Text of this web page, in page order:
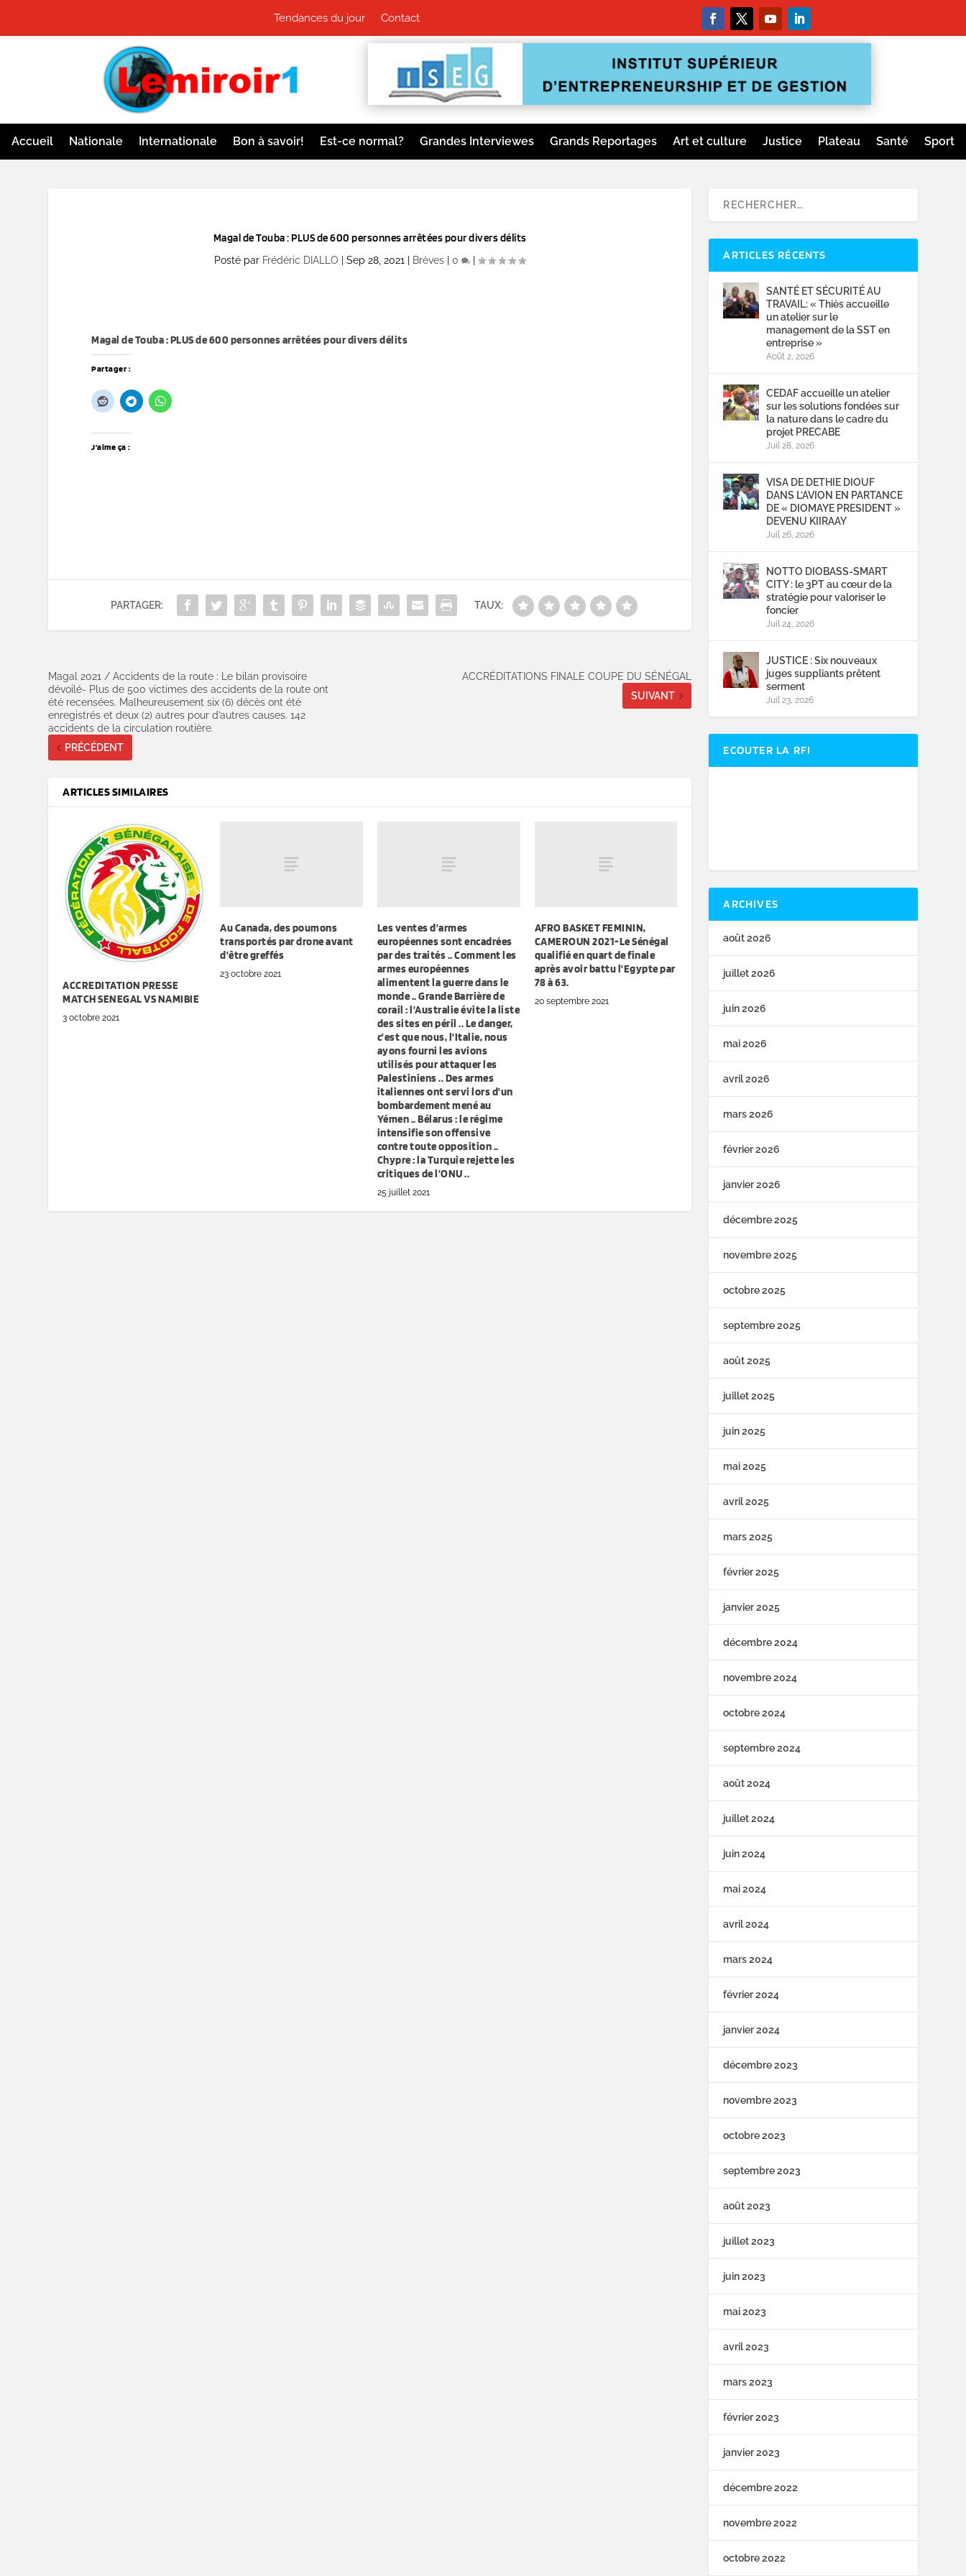
Tendances du jour Contact
Accueil Nationale Internationale Bon à savoir! Est-ce normal? Grandes Interviewes Grands Reportages Art et culture Justice Plateau Santé Sport
Magal de Touba : PLUS de 600 personnes arrêtées pour divers délits
Posté par Frédéric DIALLO |Sep 28, 2021 Brèves |0 |
Magal de Touba : PLUS de 600 personnes arrêtées pour divers délits
Partager :
J’aime ça :
PARTAGER: TAUX:
Magal 2021 / Accidents de la route : Le bilan provisoire
dévoilé- Plus de 500 victimes des accidents de la route ont
été recensées. Malheureusement six (6) décès ont été
enregistrés et deux (2) autres pour d’autres causes. 142
accidents de la circulation routière.
PRÉCÉDENT
ACCRÉDITATIONS FINALE COUPE DU SÉNÉGAL
SUIVANT
ARTICLES SIMILAIRES
ACCREDITATION PRESSE
MATCH SENEGAL VS NAMIBIE
3 octobre 2021
Au Canada, des poumons
transportés par drone avant
d’être greffés
23 octobre 2021
Les ventes d’armes
européennes sont encadrées
par des traités .. Comment les
armes européennes
alimentent la guerre dans le
monde .. Grande Barrière de
corail : l’Australie évite la liste
des sites en péril .. Le danger,
c’est que nous, l’Italie, nous
ayons fourni les avions
utilisés pour attaquer les
Palestiniens .. Des armes
italiennes ont servi lors d’un
bombardement mené au
Yémen .. Bélarus : le régime
intensifie son offensive
contre toute opposition ..
Chypre : la Turquie rejette les
critiques de l’ONU ..
25 juillet 2021
AFRO BASKET FEMININ,
CAMEROUN 2021-Le Sénégal
qualifié en quart de finale
après avoir battu l’Egypte par
78 à 63.
20 septembre 2021
ARTICLES RÉCENTS
SANTÉ ET SÉCURITÉ AU
TRAVAIL: « Thiès accueille
un atelier sur le
management de la SST en
entreprise »
Août 2, 2026
CEDAF accueille un atelier
sur les solutions fondées sur
la nature dans le cadre du
projet PRECABE
Juil 28, 2026
VISA DE DETHIE DIOUF
DANS L’AVION EN PARTANCE
DE « DIOMAYE PRESIDENT »
DEVENU KIIRAAY
Juil 26, 2026
NOTTO DIOBASS-SMART
CITY : le 3PT au cœur de la
stratégie pour valoriser le
foncier
Juil 24, 2026
JUSTICE : Six nouveaux
juges suppliants prêtent
serment
Juil 23, 2026
ECOUTER LA RFI
ARCHIVES
août 2026
juillet 2026
juin 2026
mai 2026
avril 2026
mars 2026
février 2026
janvier 2026
décembre 2025
novembre 2025
octobre 2025
septembre 2025
août 2025
juillet 2025
juin 2025
mai 2025
avril 2025
mars 2025
février 2025
janvier 2025
décembre 2024
novembre 2024
octobre 2024
septembre 2024
août 2024
juillet 2024
juin 2024
mai 2024
avril 2024
mars 2024
février 2024
janvier 2024
décembre 2023
novembre 2023
octobre 2023
septembre 2023
août 2023
juillet 2023
juin 2023
mai 2023
avril 2023
mars 2023
février 2023
janvier 2023
décembre 2022
novembre 2022
octobre 2022